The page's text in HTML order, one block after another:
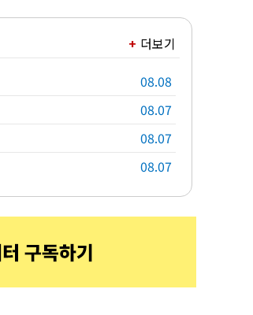
더보기
08.08
08.07
08.07
08.07